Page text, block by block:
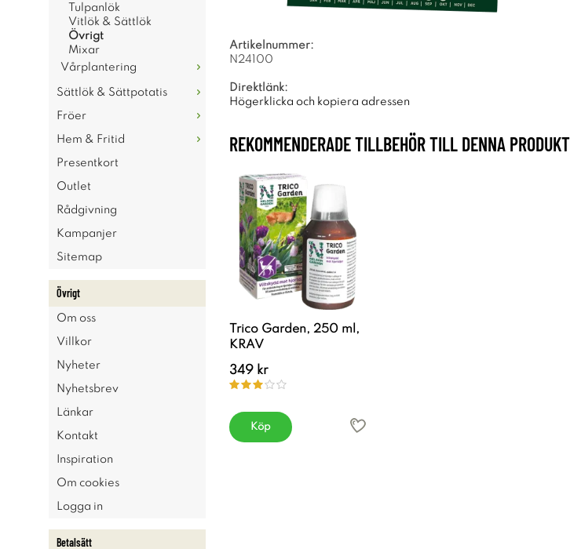
Tulpanlök
Vitlök & Sättlök
Övrigt
Mixar
Vårplantering
Sättlök & Sättpotatis
Fröer
Hem & Fritid
Presentkort
Outlet
Rådgivning
Kampanjer
Sitemap
Övrigt
Om oss
Villkor
Nyheter
Nyhetsbrev
Länkar
Kontakt
Inspiration
Om cookies
Logga in
Betalsätt
Artikelnummer:
N24100
Direktlänk:
Högerklicka och kopiera adressen
REKOMMENDERADE TILLBEHÖR TILL DENNA PRODUKT
Trico Garden, 250 ml,
KRAV
349 kr
Köp